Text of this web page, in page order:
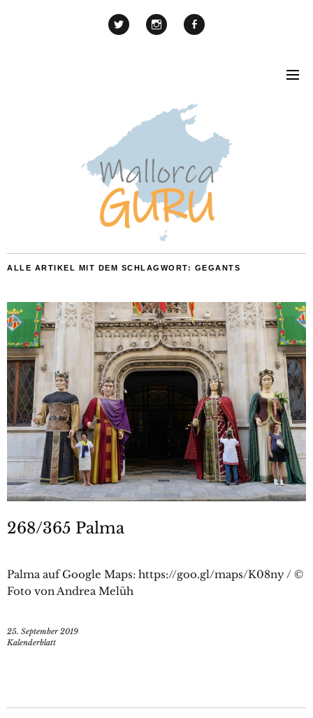
ALLE ARTIKEL MIT DEM SCHLAGWORT: GEGANTS
268/365 Palma
Palma auf Google Maps: https://goo.gl/maps/K08ny / ©
Foto von Andrea Melüh
25. September 2019
Kalenderblatt